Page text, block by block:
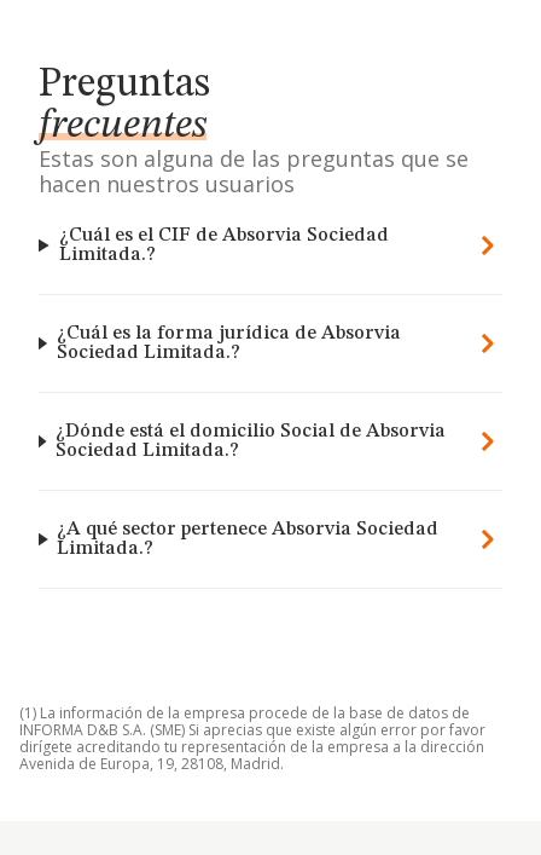
Preguntas
frecuentes
Estas son alguna de las preguntas que se
hacen nuestros usuarios
¿Cuál es el CIF de Absorvia Sociedad
Limitada.?
¿Cuál es la forma jurídica de Absorvia
Sociedad Limitada.?
¿Dónde está el domicilio Social de Absorvia
Sociedad Limitada.?
¿A qué sector pertenece Absorvia Sociedad
Limitada.?
(1) La información de la empresa procede de la base de datos de
INFORMA D&B S.A. (SME) Si aprecias que existe algún error por favor
dirígete acreditando tu representación de la empresa a la dirección
Avenida de Europa, 19, 28108, Madrid.